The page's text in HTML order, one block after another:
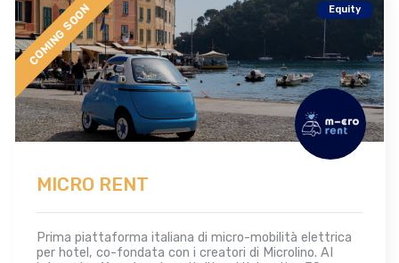
COMING SOON Equity
MICRO RENT
Prima piattaforma italiana di micro-mobilità elettrica
per hotel, co-fondata con i creatori di Microlino. AI